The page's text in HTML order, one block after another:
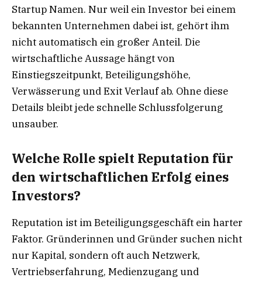
Startup Namen. Nur weil ein Investor bei einem
bekannten Unternehmen dabei ist, gehört ihm
nicht automatisch ein großer Anteil. Die
wirtschaftliche Aussage hängt von
Einstiegszeitpunkt, Beteiligungshöhe,
Verwässerung und Exit Verlauf ab. Ohne diese
Details bleibt jede schnelle Schlussfolgerung
unsauber.
Welche Rolle spielt Reputation für
den wirtschaftlichen Erfolg eines
Investors?
Reputation ist im Beteiligungsgeschäft ein harter
Faktor. Gründerinnen und Gründer suchen nicht
nur Kapital, sondern oft auch Netzwerk,
Vertriebserfahrung, Medienzugang und